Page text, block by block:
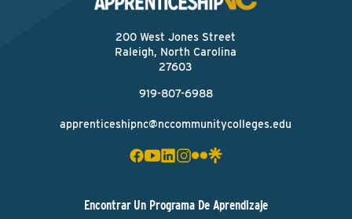
200 West Jones Street
Raleigh, North Carolina
27603
919-807-6988
apprenticeshipnc@nccommunitycolleges.edu
Encontrar Un Programa De Aprendizaje